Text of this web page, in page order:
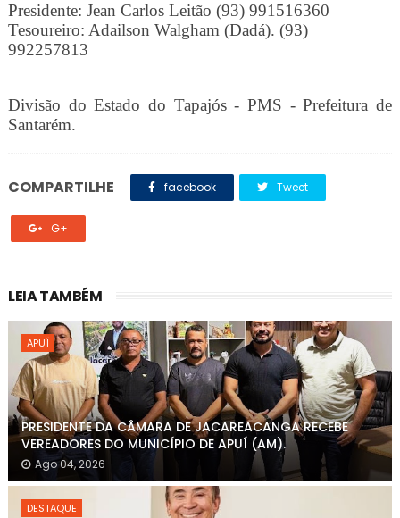
Presidente: Jean Carlos Leitão (93) 991516360
Tesoureiro: Adailson Walgham (Dadá). (93)
992257813
Divisão do Estado do Tapajós - PMS - Prefeitura de
Santarém.
COMPARTILHE facebook Tweet
G+
LEIA TAMBÉM
APUÍ
PRESIDENTE DA CÂMARA DE JACAREACANGA RECEBE
VEREADORES DO MUNICÍPIO DE APUÍ (AM).
Ago 04, 2026
DESTAQUE